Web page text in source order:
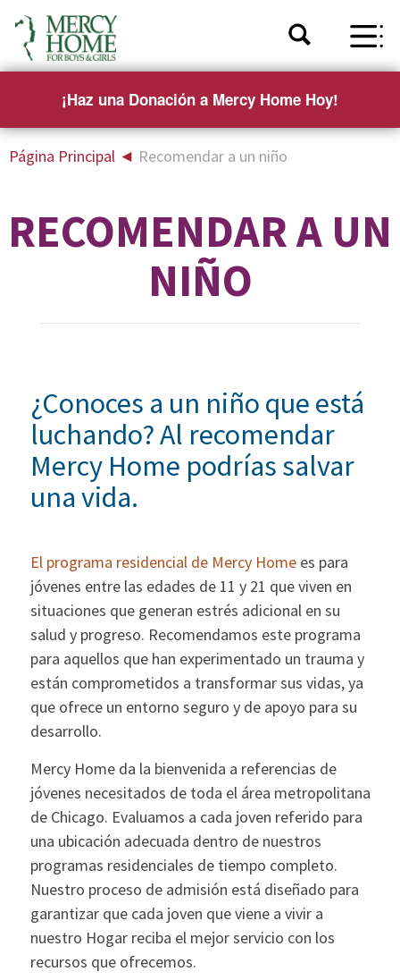
¡Haz una Donación a Mercy Home Hoy!
Página Principal ◄ Recomendar a un niño
RECOMENDAR A UN
NIÑO
¿Conoces a un niño que está
luchando? Al recomendar
Mercy Home podrías salvar
una vida.
El programa residencial de Mercy Homees para
jóvenes entre las edades de 11 y 21 que viven en
situaciones que generan estrés adicional en su
salud y progreso. Recomendamos este programa
para aquellos que han experimentado un trauma y
están comprometidos a transformar sus vidas, ya
que ofrece un entorno seguro y de apoyo para su
desarrollo.
Mercy Home da la bienvenida a referencias de
jóvenes necesitados de toda el área metropolitana
de Chicago. Evaluamos a cada joven referido para
una ubicación adecuada dentro de nuestros
programas residenciales de tiempo completo.
Nuestro proceso de admisión está diseñado para
garantizar que cada joven que viene a vivir a
nuestro Hogar reciba el mejor servicio con los
recursos que ofrecemos.